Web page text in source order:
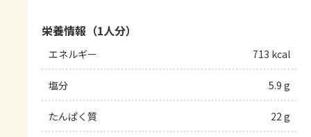
栄養情報（1人分）
エネルギー 713 kcal
塩分 5.9 g
たんぱく質 22 g